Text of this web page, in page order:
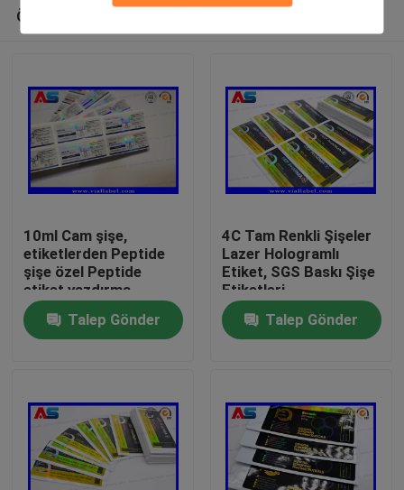
Ürünler
Hakkımızda
Önerilen Ürünler
10ml Cam şişe,
etiketlerden Peptide
şişe özel Peptide
etiket yazdırma
Talep Gönder
4C Tam Renkli Şişeler
Lazer Hologramlı
Etiket, SGS Baskı Şişe
Etiketleri
Talep Gönder